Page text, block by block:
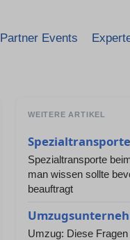
Partner Events
WEITERE ARTIKEL
Spezialtransporte
Spezialtransporte
man wissen sollte
beauftragt
Umzug: Diese